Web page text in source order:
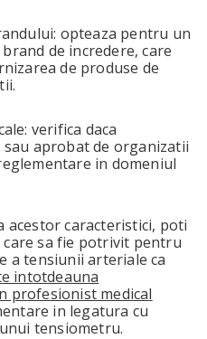
opteaza pentru un
de incredere, care
de produse de
verifica daca
aprobat de organizatii
in domeniul
acestor caracteristici, poti
sa fie potrivit pentru
a tensiunii arteriale ca
intotdeauna
profesionist medical
in legatura cu
tensiometru.